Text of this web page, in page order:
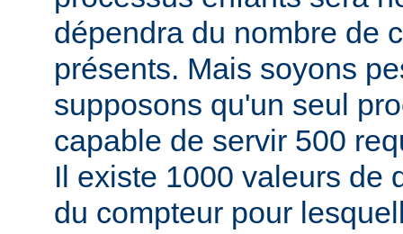
dépendra du nombre de
présents. Mais soyons
supposons qu'un seul
capable de servir 500
Il existe 1000 valeurs de
du compteur pour